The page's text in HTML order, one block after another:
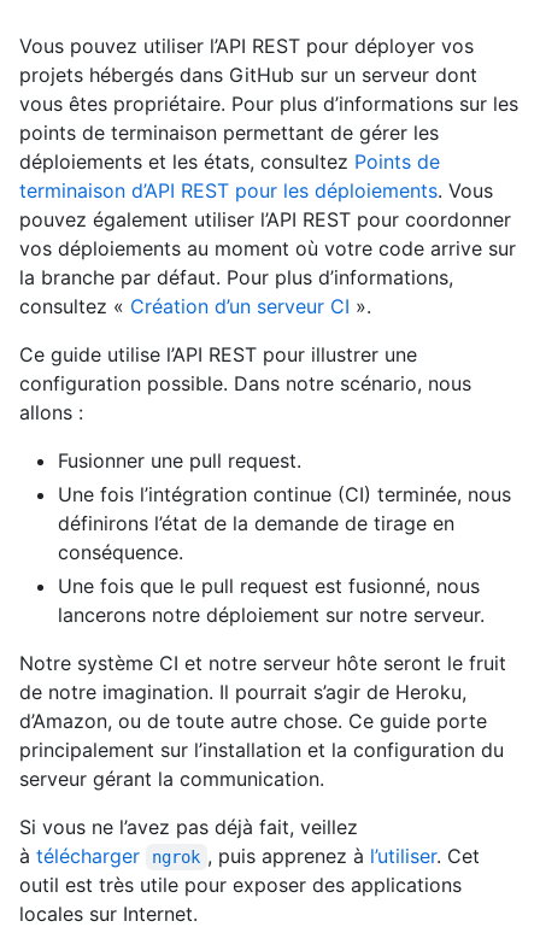
Vous pouvez utiliser l’API REST pour déployer vos
projets hébergés dans GitHub sur un serveur dont
vous êtes propriétaire. Pour plus d’informations sur les
points de terminaison permettant de gérer les
déploiements et les états, consultez Points de
terminaison d’API REST pour les déploiements. Vous
pouvez également utiliser l’API REST pour coordonner
vos déploiements au moment où votre code arrive sur
la branche par défaut. Pour plus d’informations,
consultez « Création d’un serveur CI ».
Ce guide utilise l’API REST pour illustrer une
configuration possible. Dans notre scénario, nous
allons :
Fusionner une pull request.
Une fois l’intégration continue (CI) terminée, nous
définirons l’état de la demande de tirage en
conséquence.
Une fois que le pull request est fusionné, nous
lancerons notre déploiement sur notre serveur.
Notre système CI et notre serveur hôte seront le fruit
de notre imagination. Il pourrait s’agir de Heroku,
d’Amazon, ou de toute autre chose. Ce guide porte
principalement sur l’installation et la configuration du
serveur gérant la communication.
Si vous ne l’avez pas déjà fait, veillez
à télécharger ngrok , puis apprenez à l’utiliser. Cet
outil est très utile pour exposer des applications
locales sur Internet.